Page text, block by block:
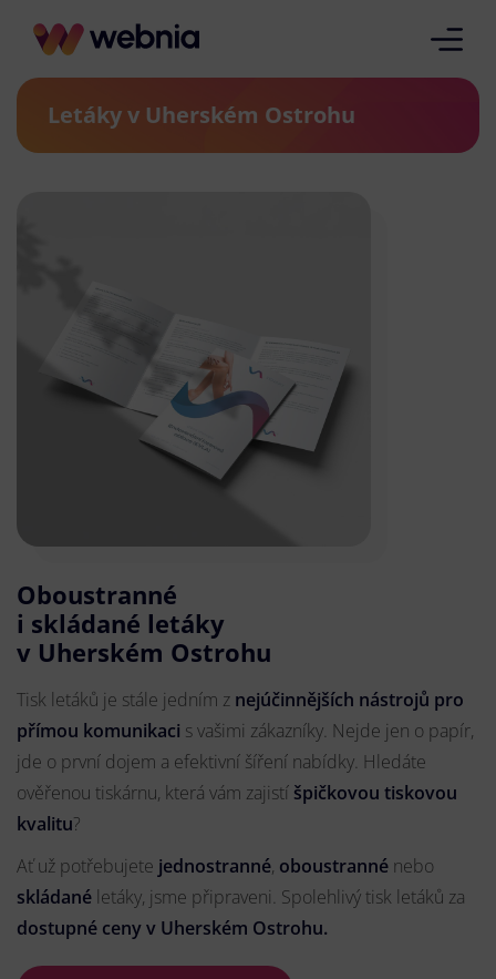
Letáky v Uherském Ostrohu
Oboustranné
i skládané letáky
v Uherském Ostrohu
Tisk letáků je stále jedním z nejúčinnějších nástrojů pro
přímou komunikaci s vašimi zákazníky. Nejde jen o papír,
jde o první dojem a efektivní šíření nabídky. Hledáte
ověřenou tiskárnu, která vám zajistí špičkovou tiskovou
kvalitu?
Ať už potřebujete jednostranné, oboustranné nebo
skládané letáky, jsme připraveni. Spolehlivý tisk letáků za
dostupné ceny v Uherském Ostrohu.